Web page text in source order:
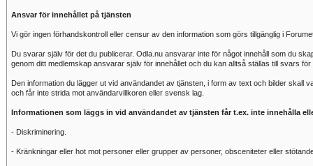
Ansvar för innehållet på tjänsten
Vi gör ingen förhandskontroll eller censur av den information som görs tillgänglig i
Du svarar själv för det du publicerar. Odla.nu ansvarar inte för något innehåll som du
genom ditt medlemskap ansvarar själv för innehållet och du kan alltså ställas till svars för
Den information du lägger ut vid användandet av tjänsten, i form av text och bilder skall
och får inte strida mot användarvillkoren eller svensk lag.
Informationen som läggs in vid användandet av tjänsten får t.ex. inte innehålla
- Diskriminering.
- Kränkningar eller hot mot personer eller grupper av personer, obsceniteter eller